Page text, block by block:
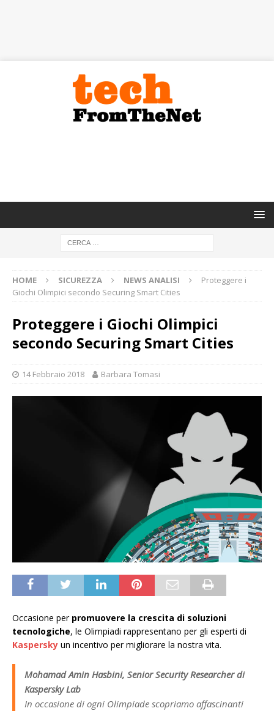
HOME SICUREZZA NEWS ANALISI
Proteggere i
Giochi Olimpici secondo Securing Smart Cities
Proteggere i Giochi Olimpici
secondo Securing Smart Cities
14 Febbraio 2018 Barbara Tomasi
Occasione perpromuovere la crescita di soluzioni
tecnologiche, le Olimpiadi rappresentano per gli esperti di
Kaspersky un incentivo per migliorare la nostra vita.
Mohamad Amin Hasbini, Senior Security Researcher di
Kaspersky Lab
In occasione di ogni Olimpiade scopriamo affascinanti